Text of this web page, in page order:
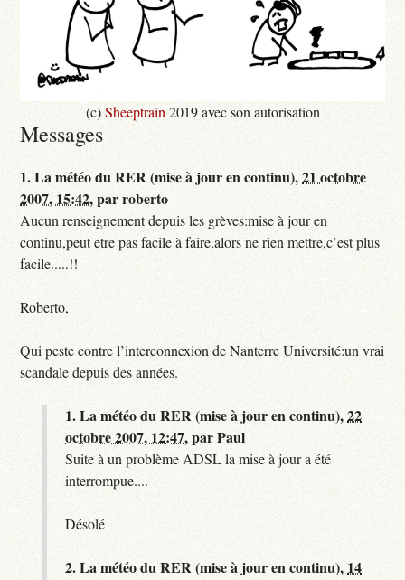
(c)Sheeptrain 2019 avec son autorisation
Messages
1.La météo du RER (mise à jour en continu),21 octobre
2007, 15:42,parroberto
Aucun renseignement depuis les grèves:mise à jour en
continu,peut etre pas facile à faire,alors ne rien mettre,c’est plus
facile.....!!
Roberto,
Qui peste contre l’interconnexion de Nanterre Université:un vrai
scandale depuis des années.
1.La météo du RER (mise à jour en continu),22
octobre 2007, 12:47,parPaul
Suite à un problème ADSL la mise à jour a été
interrompue....
Désolé
2.La météo du RER (mise à jour en continu), 14